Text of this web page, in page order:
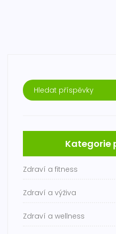
Kategorie
Zdraví a fitness
Zdraví a výživa
Zdraví a wellness